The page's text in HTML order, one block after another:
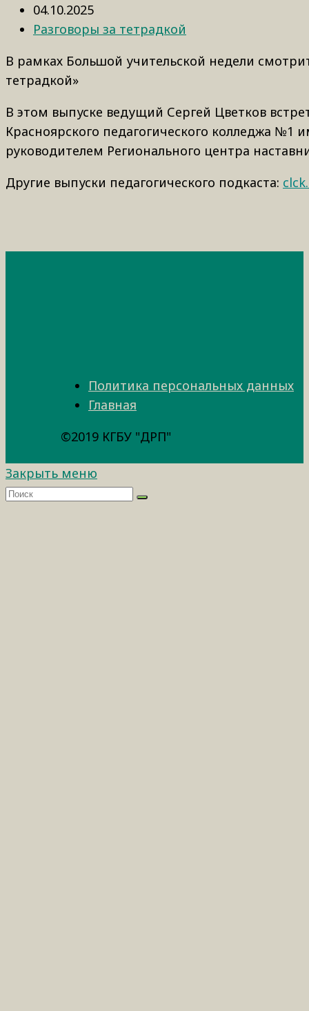
04.10.2025
Разговоры за тетрадкой
В рамках Большой учительской недели
тетрадкой»
В этом выпуске ведущий Сергей Цветков
Красноярского педагогического колледжа
руководителем Регионального центра
Другие выпуски педагогического подкаста:
Политика персональных данных
Главная
©2019 КГБУ "ДРП"
Закрыть меню